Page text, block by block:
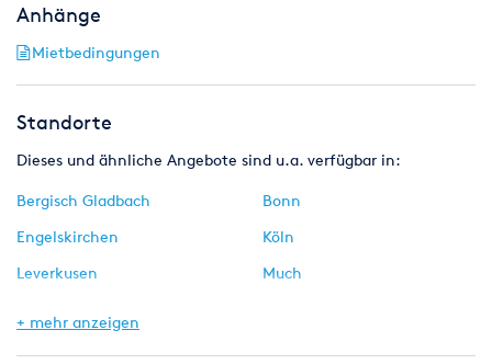
Anhänge
Mietbedingungen
Standorte
Dieses und ähnliche Angebote sind u.a. verfügbar in:
Bergisch Gladbach
Bonn
Engelskirchen
Köln
Leverkusen
Much
+ mehr anzeigen